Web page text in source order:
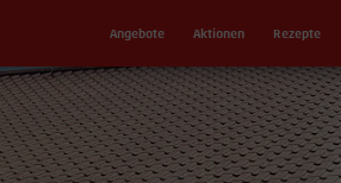
Angebote Aktionen Rezepte